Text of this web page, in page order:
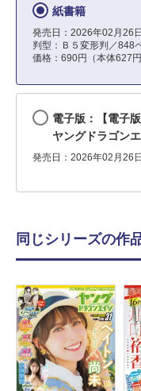
紙書籍
発売日：2026年02月26日
判型：Ｂ５変形判／848
価格：690円（本体627円
電子版：【電子
ヤングドラゴン
発売日：2026年02月26日
同じシリーズの作